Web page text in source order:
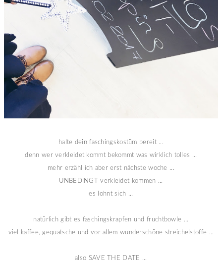
halte dein faschingskostüm bereit ...
denn wer verkleidet kommt bekommt was wirklich tolles ...
mehr erzähl ich aber erst nächste woche ...
UNBEDINGT verkleidet kommen ...
es lohnt sich ...
natürlich gibt es faschingskrapfen und fruchtbowle ...
viel kaffee, gequatsche und vor allem wunderschöne streichelstoffe ...
also SAVE THE DATE ...